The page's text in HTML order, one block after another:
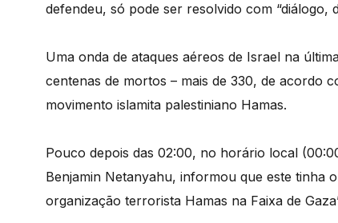
defendeu, só pode ser resolvido com “diálogo,
Uma onda de ataques aéreos de Israel na
centenas de mortos – mais de 330, de acordo
movimento islamita palestiniano Hamas.
Pouco depois das 02:00, no horário local
Benjamin Netanyahu, informou que este tinha
organização terrorista Hamas na Faixa de